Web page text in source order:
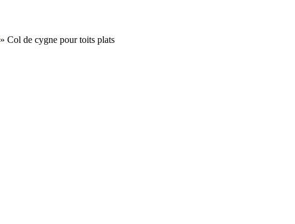
» Col de cygne pour toits plats